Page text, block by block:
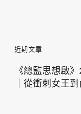
近期文章
《總監思想啟
｜從衝刺女王